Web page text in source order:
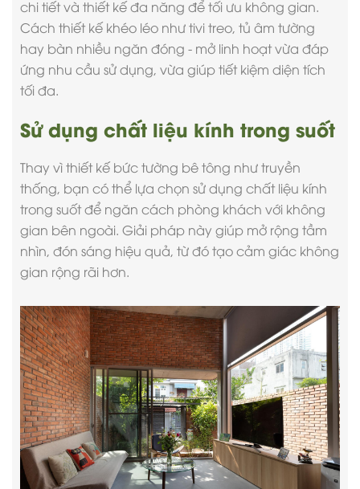
chi tiết và thiết kế đa năng để tối ưu không gian.
Cách thiết kế khéo léo như tivi treo, tủ âm tường
hay bàn nhiều ngăn đóng - mở linh hoạt vừa đáp
ứng nhu cầu sử dụng, vừa giúp tiết kiệm diện tích
tối đa.
Sử dụng chất liệu kính trong suốt
Thay vì thiết kế bức tường bê tông như truyền
thống, bạn có thể lựa chọn sử dụng chất liệu kính
trong suốt để ngăn cách phòng khách với không
gian bên ngoài. Giải pháp này giúp mở rộng tầm
nhìn, đón sáng hiệu quả, từ đó tạo cảm giác không
gian rộng rãi hơn.